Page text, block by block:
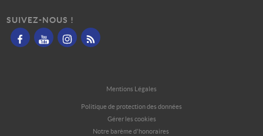
SUIVEZ-NOUS !
Mentions Légales
Politique de protection des données
Gérer les cookies
Notre barème d'honoraires